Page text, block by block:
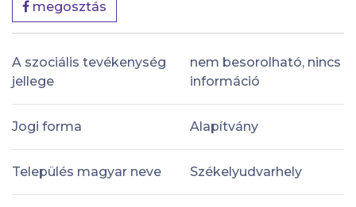
megosztás
A szociális tevékenység
jellege
nem besorolható, nincs
információ
Jogi forma Alapítvány
Település magyar neve Székelyudvarhely